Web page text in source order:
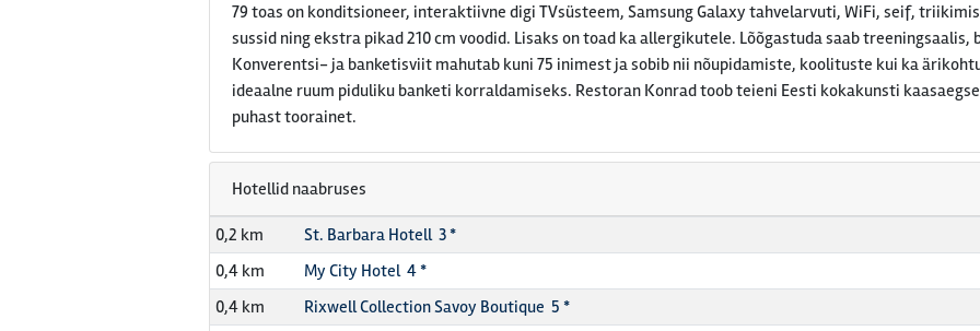
79 toas on konditsioneer, interaktiivne digi TVsüsteem, Samsung Galaxy tahvelarvuti, WiFi, seif,
sussid ning ekstra pikad 210 cm voodid. Lisaks on toad ka allergikutele. Lõõgastuda saab treeningsaalis,
Konverentsi- ja banketisviit mahutab kuni 75 inimest ja sobib nii nõupidamiste, koolituste kui ka
ideaalne ruum piduliku banketi korraldamiseks. Restoran Konrad toob teieni Eesti kokakunsti
puhast toorainet.
Hotellid naabruses
0,2 km
St. Barbara Hotell 3 *
0,4 km
My City Hotel 4 *
0,4 km
Rixwell Collection Savoy Boutique 5 *